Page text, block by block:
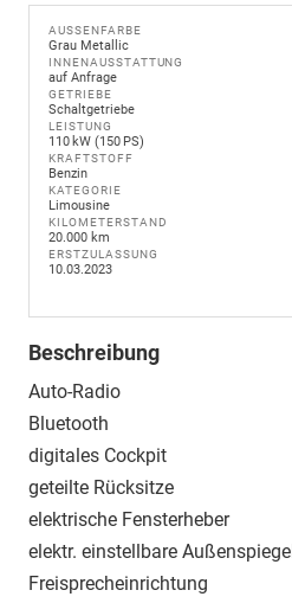
AUSSENFARBE
Grau Metallic
INNENAUSSTATTUNG
auf Anfrage
GETRIEBE
Schaltgetriebe
LEISTUNG
110 kW (150 PS)
KRAFTSTOFF
Benzin
KATEGORIE
Limousine
KILOMETERSTAND
20.000 km
ERSTZULASSUNG
10.03.2023
Beschreibung
Auto-Radio
Bluetooth
digitales Cockpit
geteilte Rücksitze
elektrische Fensterheber
elektr. einstellbare Außenspiegel
Freisprecheinrichtung